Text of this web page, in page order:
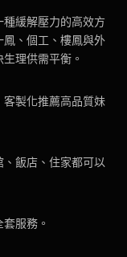
緩解壓力的高效方
、個工、樓鳳與外
理供需平衡。
製化推薦高品質妹
飯店、住家都可以
服務。